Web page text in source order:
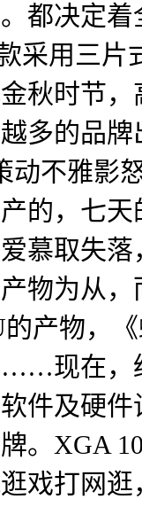
都决定
用三片
秋时节
多的品
不雅影
的，七
慕取失
物为从
产物，
现在，
件及硬
。XGA
戏打网